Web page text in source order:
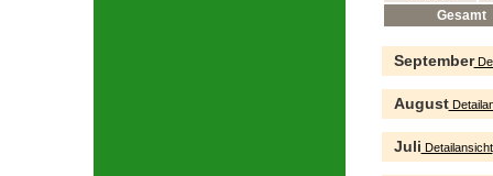
Gesamt
September
August
Juli Detailansicht